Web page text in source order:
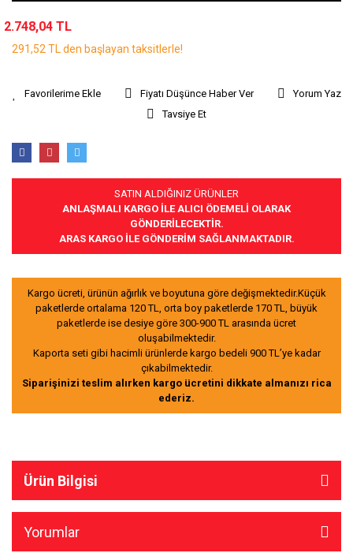
2.748,04 TL
291,52 TL den başlayan taksitlerle!
Fiyatı Düşünce Haber Ver
Yorum Yaz
Tavsiye Et
SATIN ALDIĞINIZ ÜRÜNLER
ANLAŞMALI KARGO İLE ALICI ÖDEMELİ OLARAK
GÖNDERİLECEKTİR.
ARAS KARGO İLE GÖNDERİM SAĞLANMAKTADIR.
Kargo ücreti, ürünün ağırlık ve boyutuna göre değişmektedir.Küçük
paketlerde ortalama 120 TL, orta boy paketlerde 170 TL, büyük
paketlerde ise desiye göre 300-900 TL arasında ücret
oluşabilmektedir.
Kaporta seti gibi hacimli ürünlerde kargo bedeli 900 TL’ye kadar
çıkabilmektedir.
Siparişinizi teslim alırken kargo ücretini dikkate almanızı rica
ederiz.
Ürün Bilgisi
Yorumlar